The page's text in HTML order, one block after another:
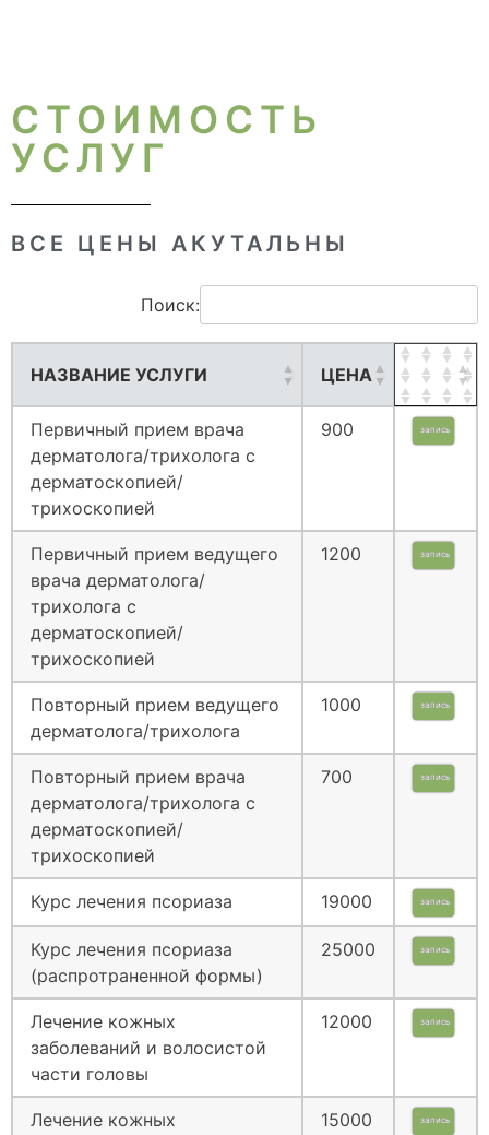
СТОИМОСТЬ
УСЛУГ
ВСЕ ЦЕНЫ АКУТАЛЬНЫ
Поиск:
НАЗВАНИЕ УСЛУГИ ЦЕНА
Первичный прием врача
дерматолога/трихолога с
дерматоскопией/
трихоскопией
900 запись
Первичный прием ведущего
врача дерматолога/
трихолога с
дерматоскопией/
трихоскопией
1200 запись
Повторный прием ведущего
дерматолога/трихолога
1000 запись
Повторный прием врача
дерматолога/трихолога с
дерматоскопией/
трихоскопией
700 запись
Курс лечения псориаза 19000 запись
Курс лечения псориаза
(распротраненной формы)
25000 запись
Лечение кожных
заболеваний и волосистой
части головы
12000 запись
Лечение кожных
15000 запись